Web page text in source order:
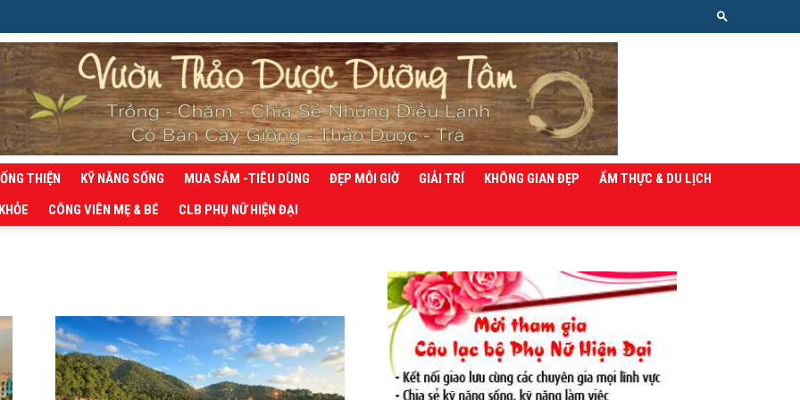
THIỆN KỸ NĂNG SỐNG MUA SẮM -TIÊU DÙNG ĐẸP MỖI GIỜ GIẢI TRÍ KHÔNG GIAN ĐẸP
ẨM THỰC & DU LỊCH
CÔNG VIÊN MẸ & BÉ CLB PHỤ NỮ HIỆN ĐẠI